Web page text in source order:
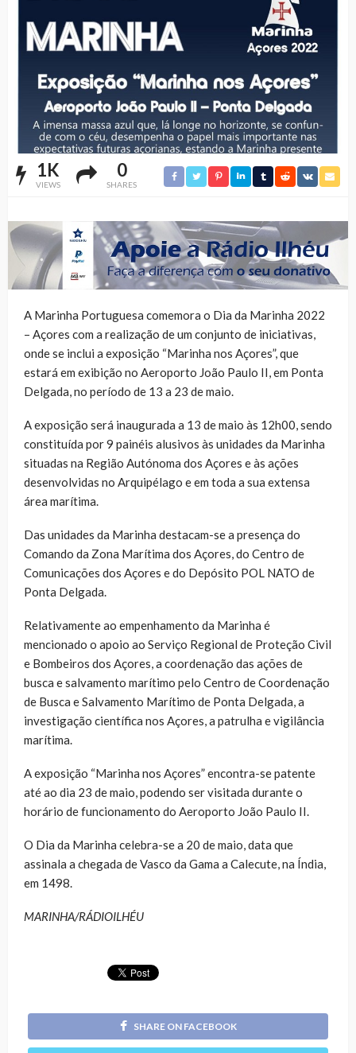
1K
VIEWS
0
SHARES
A Marinha Portuguesa comemora o Dia da Marinha 2022
– Açores com a realização de um conjunto de iniciativas,
onde se inclui a exposição “Marinha nos Açores”, que
estará em exibição no Aeroporto João Paulo II, em Ponta
Delgada, no período de 13 a 23 de maio.
A exposição será inaugurada a 13 de maio às 12h00, sendo
constituída por 9 painéis alusivos às unidades da Marinha
situadas na Região Autónoma dos Açores e às ações
desenvolvidas no Arquipélago e em toda a sua extensa
área marítima.
Das unidades da Marinha destacam-se a presença do
Comando da Zona Marítima dos Açores, do Centro de
Comunicações dos Açores e do Depósito POL NATO de
Ponta Delgada.
Relativamente ao empenhamento da Marinha é
mencionado o apoio ao Serviço Regional de Proteção Civil
e Bombeiros dos Açores, a coordenação das ações de
busca e salvamento marítimo pelo Centro de Coordenação
de Busca e Salvamento Marítimo de Ponta Delgada, a
investigação científica nos Açores, a patrulha e vigilância
marítima.
A exposição “Marinha nos Açores” encontra-se patente
até ao dia 23 de maio, podendo ser visitada durante o
horário de funcionamento do Aeroporto João Paulo II.
O Dia da Marinha celebra-se a 20 de maio, data que
assinala a chegada de Vasco da Gama a Calecute, na Índia,
em 1498.
MARINHA/RÁDIOILHÉU
SHARE ON FACEBOOK